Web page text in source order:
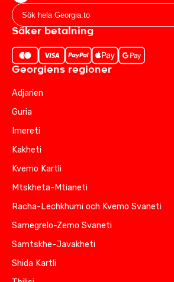
Säker betalning
Georgiens regioner
Adjarien
Guria
Imereti
Kakheti
Kvemo Kartli
Mtskheta-Mtianeti
Racha-Lechkhumi och Kvemo Svaneti
Samegrelo-Zemo Svaneti
Samtskhe-Javakheti
Shida Kartli